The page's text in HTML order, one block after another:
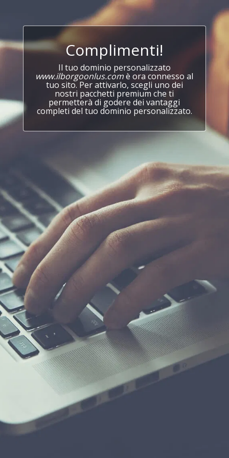
Complimenti!
Il tuo dominio personalizzato
www.ilborgoonlus.comè ora connesso al
tuo sito. Per attivarlo, scegli uno dei
nostri pacchetti premium che ti
permetterà di godere dei vantaggi
completi del tuo dominio personalizzato.